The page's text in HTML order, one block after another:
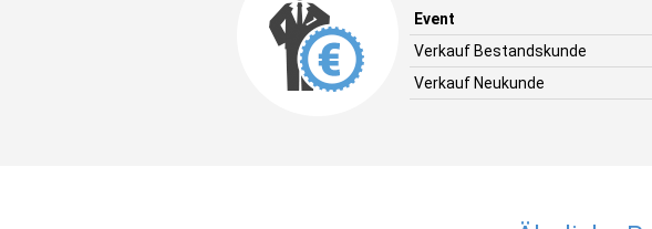
Event
Verkauf Bestandskunde
Verkauf Neukunde